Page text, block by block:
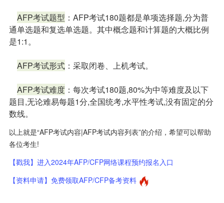
AFP考试题型 ：AFP考试180题都是单项选择题,分为普
通单选题和复选单选题。其中概念题和计算题的大概比例
是1:1。
AFP考试形式：采取闭卷、上机考试。
AFP考试难度：每次考试180题,80%为中等难度及以下
题目,无论难易每题1分,全国统考,水平性考试,没有固定的分
数线。
以上就是“AFP考试内容|AFP考试内容列表”的介绍，希望可以帮助
各位考生!
【戳我】进入2024年AFP/CFP网络课程预约报名入口
【资料申请】免费领取AFP/CFP备考资料